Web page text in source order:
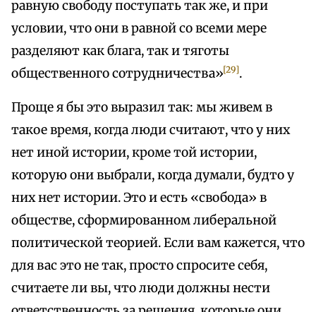
равную свободу поступать так же, и при
условии, что они в равной со всеми мере
разделяют как блага, так и тяготы
общественного сотрудничества»[29].
Проще я бы это выразил так: мы живем в
такое время, когда люди считают, что у них
нет иной истории, кроме той истории,
которую они выбрали, когда думали, будто у
них нет истории. Это и есть «свобода» в
обществе, сформированном либеральной
политической теорией. Если вам кажется, что
для вас это не так, просто спросите себя,
считаете ли вы, что люди должны нести